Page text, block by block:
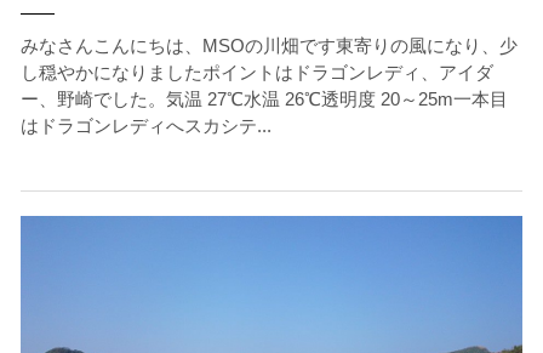
みなさんこんにちは、MSOの川畑です東寄りの風になり、少
し穏やかになりましたポイントはドラゴンレディ、アイダ
ー、野崎でした。気温 27℃水温 26℃透明度 20～25m一本目
はドラゴンレディへスカシテ...